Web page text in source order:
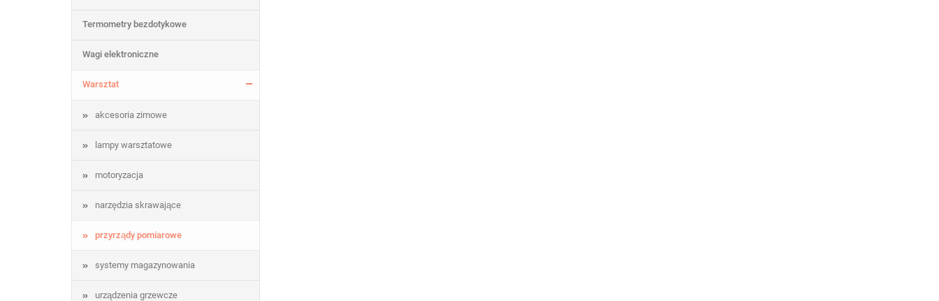
Termometry bezdotykowe
Wagi elektroniczne
Warsztat
akcesoria zimowe
lampy warsztatowe
motoryzacja
narzędzia skrawające
przyrządy pomiarowe
systemy magazynowania
urządzenia grzewcze